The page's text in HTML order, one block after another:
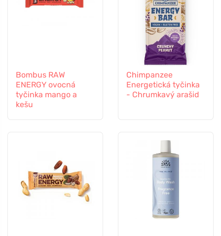
Bombus RAW
ENERGY ovocná
tyčinka mango a
kešu
Chimpanzee
Energetická tyčinka
- Chrumkavý arašid